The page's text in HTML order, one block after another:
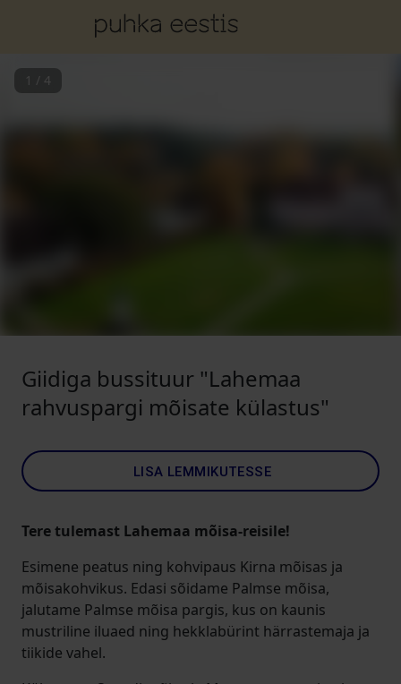
1 / 4
Giidiga bussituur "Lahemaa
rahvuspargi mõisate külastus"
LISA LEMMIKUTESSE
Tere tulemast Lahemaa mõisa-reisile!
Esimene peatus ning kohvipaus Kirna mõisas ja
mõisakohvikus. Edasi sõidame Palmse mõisa,
jalutame Palmse mõisa pargis, kus on kaunis
mustriline iluaed ning hekklabürint härrastemaja ja
tiikide vahel.